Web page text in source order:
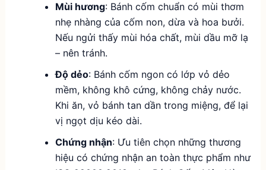
Mùi hương: Bánh cốm chuẩn có mùi thơm
nhẹ nhàng của cốm non, dừa và hoa bưởi.
Nếu ngửi thấy mùi hóa chất, mùi dầu mỡ lạ
– nên tránh.
Độ dẻo: Bánh cốm ngon có lớp vỏ dẻo
mềm, không khô cứng, không chảy nước.
Khi ăn, vỏ bánh tan dần trong miệng, để lại
vị ngọt dịu kéo dài.
Chứng nhận: Ưu tiên chọn những thương
hiệu có chứng nhận an toàn thực phẩm như